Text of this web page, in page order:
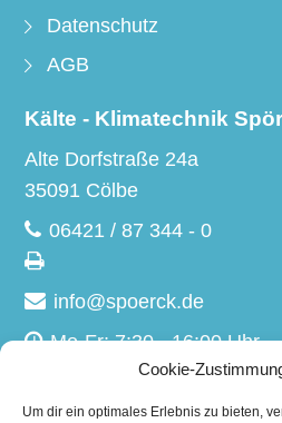
Cookie-
Um dir ein optimales Erlebnis zu bieten,
Datenschutz
AGB
Kälte - Klimatechnik
Alte Dorfstraße 24a
35091 Cölbe
06421 / 87 344 - 0
info@spoerck.de
Mo-Fr: 7:30 - 16:00 Uhr
Sa-So: Geschlossen